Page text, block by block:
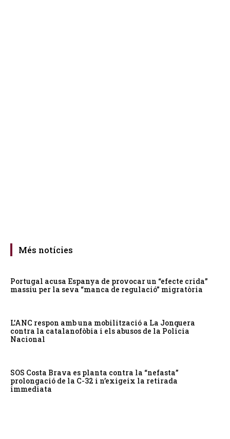
Més notícies
Portugal acusa Espanya de provocar un “efecte crida”
massiu per la seva “manca de regulació” migratòria
L’ANC respon amb una mobilització a La Jonquera
contra la catalanofòbia i els abusos de la Policia
Nacional
SOS Costa Brava es planta contra la “nefasta”
prolongació de la C-32 i n’exigeix la retirada
immediata